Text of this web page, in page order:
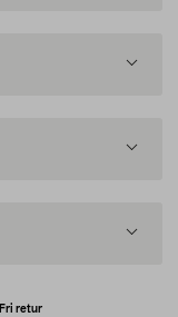
Fri retur